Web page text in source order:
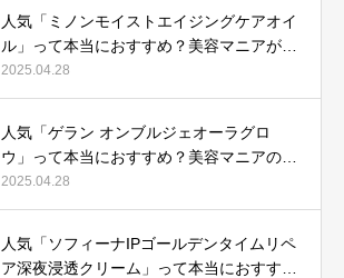
人気「ミノンモイストエイジングケアオイ
ル」って本当におすすめ？美容マニアが実
際使用して口コミを検証！
2025.04.28
人気「ゲラン オンブルジェオーラグロ
ウ」って本当におすすめ？美容マニアの私
が実際使用して、口コミを検証！
2025.04.28
人気「ソフィーナIPゴールデンタイムリペ
ア深夜浸透クリーム」って本当におすす